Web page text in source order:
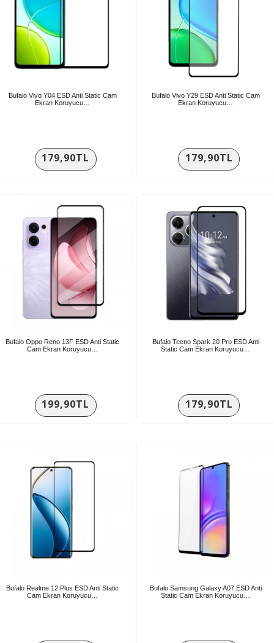
Bufalo Vivo Y04 ESD Anti Static Cam
Ekran Koruyucu…
179,90TL
Bufalo Vivo Y29 ESD Anti Static Cam
Ekran Koruyucu…
179,90TL
Bufalo Oppo Reno 13F ESD Anti Static
Cam Ekran Koruyucu…
199,90TL
Bufalo Tecno Spark 20 Pro ESD Anti
Static Cam Ekran Koruyucu…
179,90TL
Bufalo Realme 12 Plus ESD Anti Static
Cam Ekran Koruyucu…
Bufalo Samsung Galaxy A07 ESD Anti
Static Cam Ekran Koruyucu…